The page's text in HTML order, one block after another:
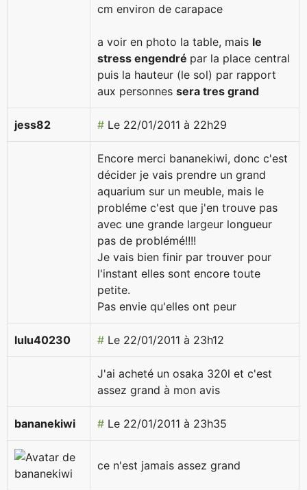
cm environ de carapace
a voir en photo la table, mais le
stress engendré par la place central
puis la hauteur (le sol) par rapport
aux personnes sera tres grand
jess82 # Le 22/01/2011 à 22h29
Encore merci bananekiwi, donc c'est
décider je vais prendre un grand
aquarium sur un meuble, mais le
probléme c'est que j'en trouve pas
avec une grande largeur longueur
pas de problémé!!!!
Je vais bien finir par trouver pour
l'instant elles sont encore toute
petite.
Pas envie qu'elles ont peur
lulu40230 # Le 22/01/2011 à 23h12
J'ai acheté un osaka 320l et c'est
assez grand à mon avis
bananekiwi # Le 22/01/2011 à 23h35
ce n'est jamais assez grand